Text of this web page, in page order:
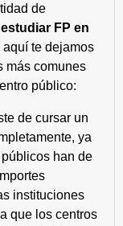
de
estudiar FP en
aquí te dejamos
más comunes
público:
de cursar un
ya
han de
instituciones
que los centros